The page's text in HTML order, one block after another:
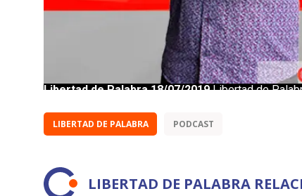
LIBERTAD DE PALABRA PODCAST
LIBERTAD DE PALABRA